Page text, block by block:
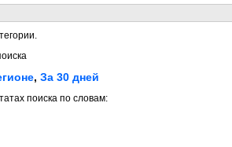
, За 30 дней
поиска по словам: